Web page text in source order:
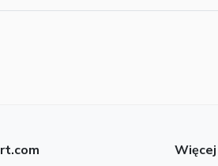
Więcej